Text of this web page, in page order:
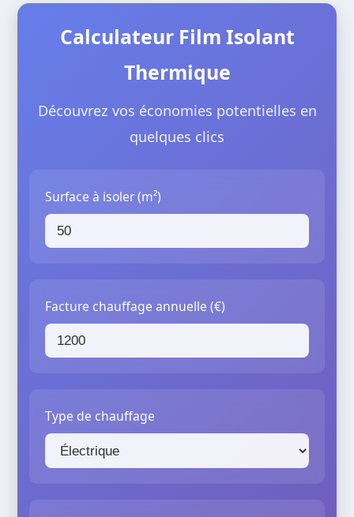
Calculateur Film Isolant
Thermique
Découvrez vos économies potentielles en
quelques clics
Surface à isoler (m²)
Facture chauffage annuelle (€)
Type de chauffage